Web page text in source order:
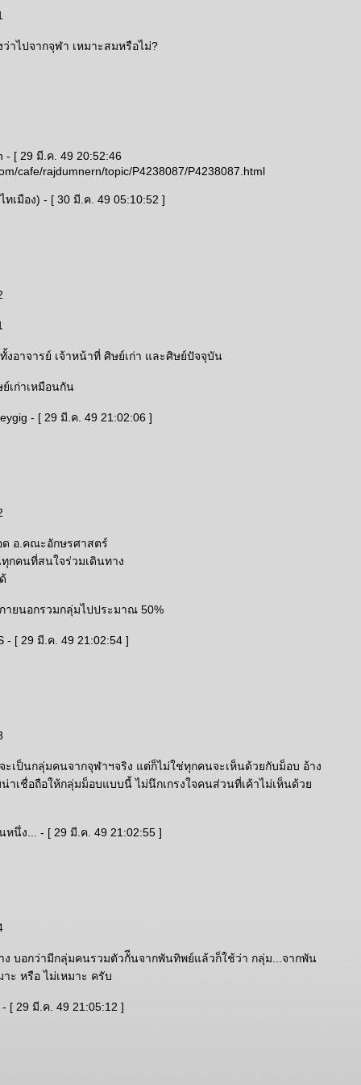
าไปจากจุฬา เหมาะสมหรือไม่?
- [ 29 มี.ค. 49 20:52:46
cafe/rajdumnern/topic/P4238087/P4238087.html
เมือง) - [ 30 มี.ค. 49 05:10:52 ]
งอาจารย์ เจ้าหน้าที่ ศิษย์เก่า และศิษย์ปัจจุบัน
เก่าเหมือนกัน
- [ 29 มี.ค. 49 21:02:06 ]
ด อ.คณะอักษรศาสตร์
กคนที่สนใจร่วมเดินทาง
ายนอกรวมกลุ่มไปประมาณ 50%
- [ 29 มี.ค. 49 21:02:54 ]
ะเป็นกลุ่มคนจากจุฬาฯจริง แต่ก็ไม่ใช่ทุกคนจะเห็นด้วยกับม็อบ อ้าง
น่าเชื่อถือให้กลุ่มม็อบแบบนี้ ไม่นึกเกรงใจคนส่วนที่เค้าไม่เห็นด้ว
นึ่ง... - [ 29 มี.ค. 49 21:02:55 ]
ง บอกว่ามีกลุ่มคนรวมตัวกัีนจากพันทิพย์แล้วก็ใช้ว่า กลุ่ม...จากพัน
ะ หรือ ไม่เหมาะ ครับ
[ 29 มี.ค. 49 21:05:12 ]